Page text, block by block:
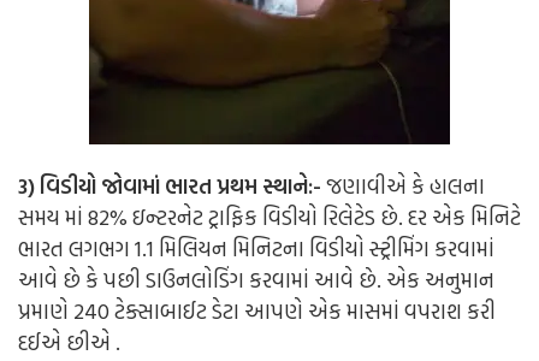
3) વિડીયો જોવામાં ભારત પ્રથમ સ્થાને:-જણાવીએ કે હાલના
સમય માં 82% ઇન્ટરનેટ ટ્રાફિક વિડીયો રિલેટેડ છે. દર એક મિનિટે
ભારત લગભગ 1.1 મિલિયન મિનિટના વિડીયો સ્ટ્રીમિંગ કરવામાં
આવે છે કે પછી ડાઉનલોડિંગ કરવામાં આવે છે. એક અનુમાન
પ્રમાણે 240 ટેક્સાબાઈટ ડેટા આપણે એક માસમાં વપરાશ કરી
દઈએ છીએ .